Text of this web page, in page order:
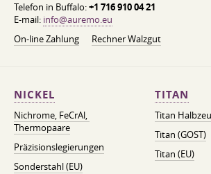
Telefon in Buffalo:+1 716 910 04 21
E-mail: info@auremo.eu
On-line Zahlung
Rechner Walzgut
NICKEL
Nichrome, FeСrAl, ​​
Thermopaare
Präzisionslegierungen
Sonderstahl (EU)
TITAN
Titan
Titan (GOST)
Titan (EU)